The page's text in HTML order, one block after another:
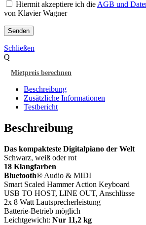
Hiermit akzeptiere ich die AGB und
von Klavier Wagner
Schließen
Q
Mietpreis berechnen
Beschreibung
Zusätzliche Informationen
Testbericht
Beschreibung
Das kompakteste Digitalpiano der Welt
Schwarz, weiß oder rot
18 Klangfarben
Bluetooth® Audio & MIDI
Smart Scaled Hammer Action Keyboard
USB TO HOST, LINE OUT, Anschlüsse
2x 8 Watt Lautsprecherleistung
Batterie-Betrieb möglich
Leichtgewicht: Nur 11,2 kg